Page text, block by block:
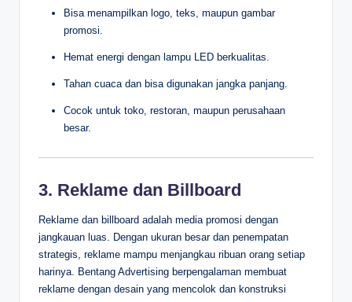
Bisa menampilkan logo, teks, maupun gambar
promosi.
Hemat energi dengan lampu LED berkualitas.
Tahan cuaca dan bisa digunakan jangka panjang.
Cocok untuk toko, restoran, maupun perusahaan
besar.
3. Reklame dan Billboard
Reklame dan billboard adalah media promosi dengan
jangkauan luas. Dengan ukuran besar dan penempatan
strategis, reklame mampu menjangkau ribuan orang setiap
harinya. Bentang Advertising berpengalaman membuat
reklame dengan desain yang mencolok dan konstruksi